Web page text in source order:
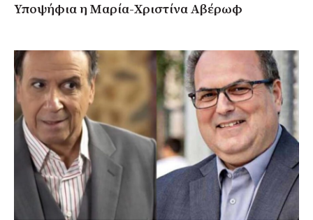
Υποψήφια η Μαρία-Χριστίνα Αβέρωφ